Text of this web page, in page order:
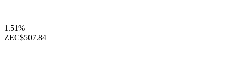
1.51%
ZEC$507.84